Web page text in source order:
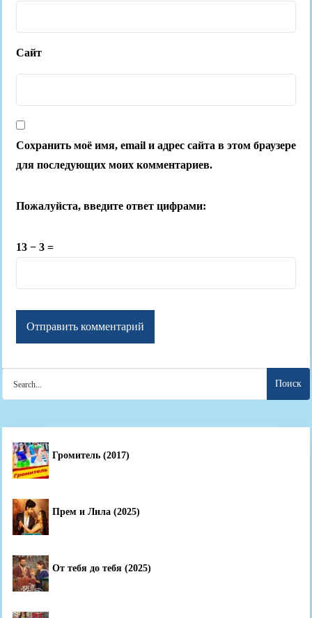
Сайт
Сохранить моё имя, email и адрес сайта в этом браузере
для последующих моих комментариев.
Пожалуйста, введите ответ цифрами:
13 − 3 =
for:
Громитель (2017)
Прем и Лила (2025)
От тебя до тебя (2025)